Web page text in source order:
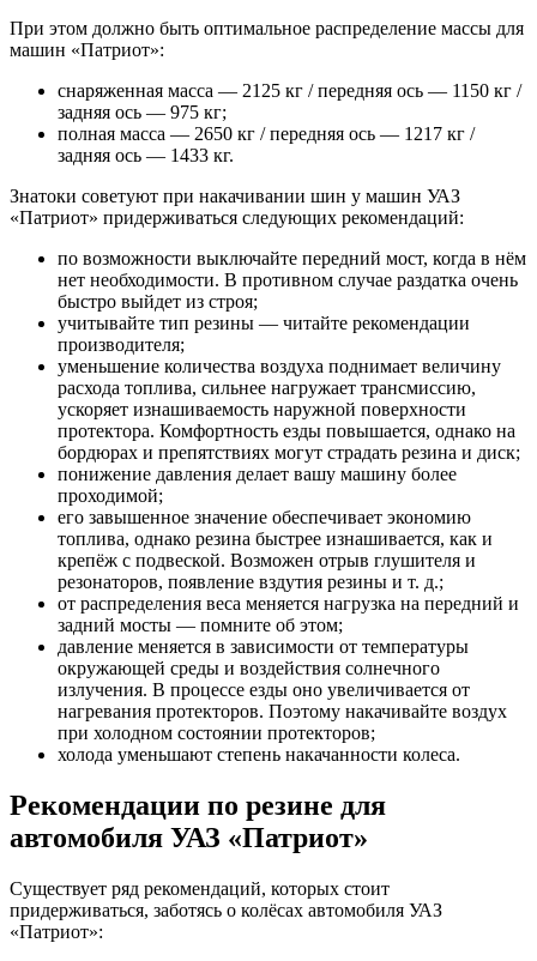
При этом должно быть оптимальное распределение массы для
машин «Патриот»:
снаряженная масса — 2125 кг / передняя ось — 1150 кг /
задняя ось — 975 кг;
полная масса — 2650 кг / передняя ось — 1217 кг /
задняя ось — 1433 кг.
Знатоки советуют при накачивании шин у машин УАЗ
«Патриот» придерживаться следующих рекомендаций:
по возможности выключайте передний мост, когда в нём
нет необходимости. В противном случае раздатка очень
быстро выйдет из строя;
учитывайте тип резины — читайте рекомендации
производителя;
уменьшение количества воздуха поднимает величину
расхода топлива, сильнее нагружает трансмиссию,
ускоряет изнашиваемость наружной поверхности
протектора. Комфортность езды повышается, однако на
бордюрах и препятствиях могут страдать резина и диск;
понижение давления делает вашу машину более
проходимой;
его завышенное значение обеспечивает экономию
топлива, однако резина быстрее изнашивается, как и
крепёж с подвеской. Возможен отрыв глушителя и
резонаторов, появление вздутия резины и т. д.;
от распределения веса меняется нагрузка на передний и
задний мосты — помните об этом;
давление меняется в зависимости от температуры
окружающей среды и воздействия солнечного
излучения. В процессе езды оно увеличивается от
нагревания протекторов. Поэтому накачивайте воздух
при холодном состоянии протекторов;
холода уменьшают степень накачанности колеса.
Рекомендации по резине для
автомобиля УАЗ «Патриот»
Существует ряд рекомендаций, которых стоит
придерживаться, заботясь о колёсах автомобиля УАЗ
«Патриот»: